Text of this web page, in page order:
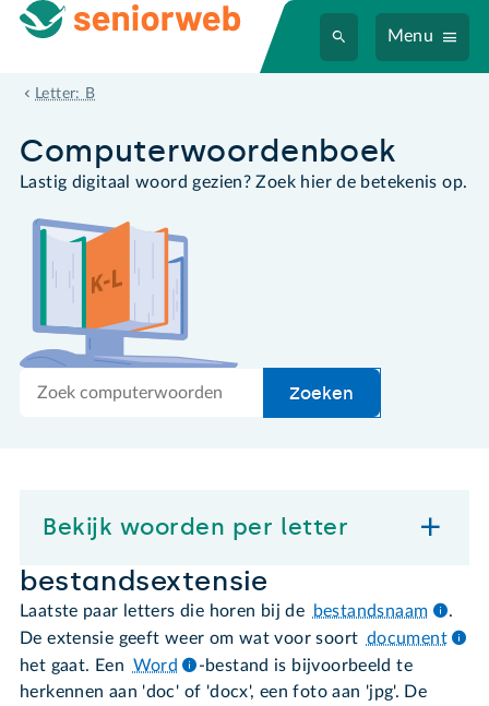
Menu
Letter: B
bestandsextensie
Computer­woordenboek
Lastig digitaal woord gezien? Zoek hier de betekenis op.
Zoek
Zoeken
Bekijk woorden per letter
bestandsextensie
Laatste paar letters die horen bij de bestandsnaam
.
De extensie geeft weer om wat voor soort document
het gaat. Een Word
-bestand is bijvoorbeeld te
herkennen aan 'doc' of 'docx', een foto aan 'jpg'. De